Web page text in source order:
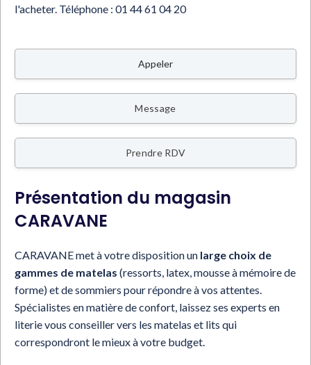
l'acheter. Téléphone : 01 44 61 04 20
Appeler
Message
Prendre RDV
Présentation du magasin
CARAVANE
CARAVANE met à votre disposition un large choix de
gammes de matelas (ressorts, latex, mousse à mémoire de
forme) et de sommiers pour répondre à vos attentes.
Spécialistes en matière de confort, laissez ses experts en
literie vous conseiller vers les matelas et lits qui
correspondront le mieux à votre budget.